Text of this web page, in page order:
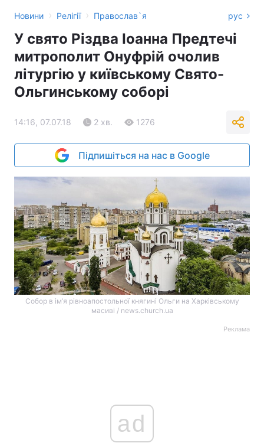
Новини › Релігії › Православ`я рус
У свято Різдва Іоанна Предтечі
митрополит Онуфрій очолив
літургію у київському Свято-
Ольгинському соборі
14:16, 07.07.18 2 хв. 1276
Підпишіться на нас в Google
Собор в ім’я рівноапостольної княгині Ольги на Харківському
масиві / news.church.ua
Реклама
ad